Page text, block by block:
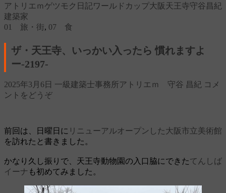
アトリエｍゲツモク日記ワールドカップ大阪 天王寺守谷昌紀
建築家
01 旅・街, 07 食
ザ・天王寺、いっかい入ったら 慣れますよ
ー‐2197‐
2025年3月6日 一級建築士事務所アトリエｍ 守谷 昌紀 コメ
ントをどうぞ
前回は、日曜日に リニューアルオープンした大阪市立美術館
を訪れたと書きました。
かなり久し振りで、天王寺動物園の入口脇にできたてんしば
イーナ も初めてみました。